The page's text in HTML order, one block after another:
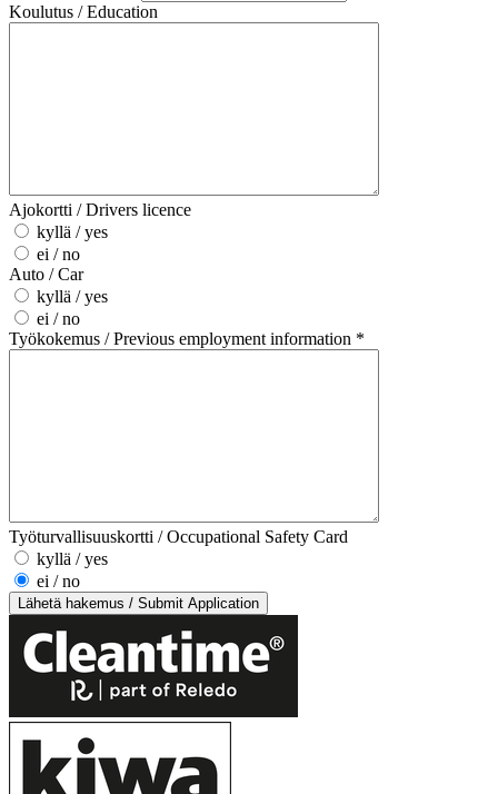
Koulutus / Education
Ajokortti / Drivers licence
kyllä / yes
ei / no
Auto / Car
kyllä / yes
ei / no
Työkokemus / Previous employment information *
Työturvallisuuskortti / Occupational Safety Card
kyllä / yes
ei / no
Lähetä hakemus / Submit Application